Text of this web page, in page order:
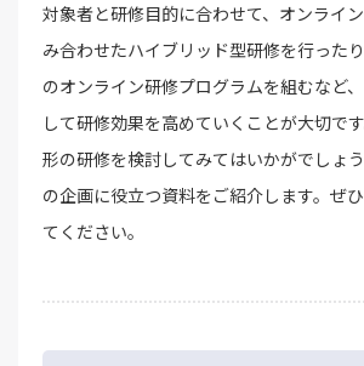
対象者と研修目的に合わせて、オンライ
み合わせたハイブリッド型研修を行った
のオンライン研修プログラムを組むなど
して研修効果を高めていくことが大切で
形の研修を検討してみてはいかがでしょ
の企画に役立つ資料をご紹介します。ぜ
てください。